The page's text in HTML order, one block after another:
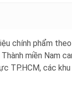
chính phẩm
miền Nam
TP.HCM, các